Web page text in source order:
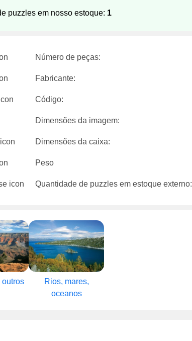
puzzles em nosso estoque: 1
Número de peças:
Fabricante:
Código:
Dimensões da imagem:
Dimensões da caixa:
Peso
Quantidade de puzzles em estoque externo:
outros
Rios, mares,
oceanos